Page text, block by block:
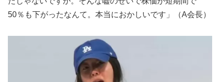
50％も下がったなんて。本当におかしいです」（A会長）